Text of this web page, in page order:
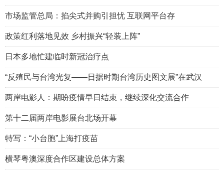
市场监管总局：掐尖式并购引担忧 互联网平台存
政策红利落地见效 乡村振兴“轻装上阵”
日本多地忙建临时新冠治疗点
“反殖民与台湾光复——日据时期台湾历史图文展”在武汉
两岸电影人：期盼疫情早日结束，继续深化交流合作
第十二届两岸电影展台北场开幕
特写：“小台胞”上海打疫苗
横琴粤澳深度合作区建设总体方案